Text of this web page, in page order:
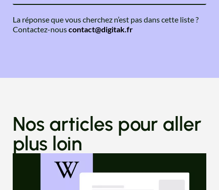
La réponse que vous cherchez n’est pas dans cette liste ?
Contactez-nouscontact@digitak.fr
Nos articles pour aller
plus loin